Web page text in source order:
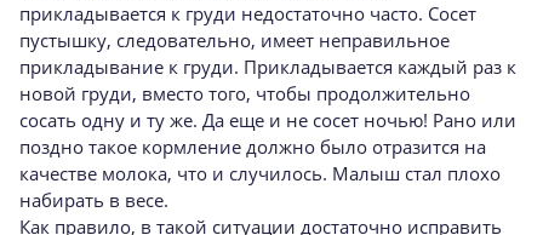
прикладывается к груди недостаточно часто. Сосет
пустышку, следовательно, имеет неправильное
прикладывание к груди. Прикладывается каждый раз к
новой груди, вместо того, чтобы продолжительно
сосать одну и ту же. Да еще и не сосет ночью! Рано или
поздно такое кормление должно было отразится на
качестве молока, что и случилось. Малыш стал плохо
набирать в весе.
Как правило, в такой ситуации достаточно исправить